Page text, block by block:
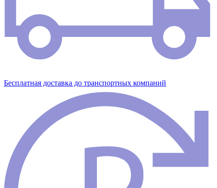
Бесплатная доставка до транспортных компаний